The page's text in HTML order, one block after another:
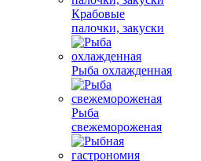
Крабовые
палочки, закуски
Рыба охлажденная
Рыба
свежемороженая